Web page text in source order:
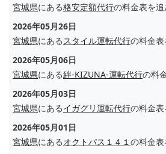
宮城県にある格安定額代行の料金表を追
2026年05月26日
宮城県にある スタイル運転代行の料金表
2026年05月06日
宮城県にある絆-KIZUNA-運転代行の料
2026年05月03日
宮城県にあるイガグリ運転代行の料金表
2026年05月01日
宮城県にあるオクトパス１４１ の料金表